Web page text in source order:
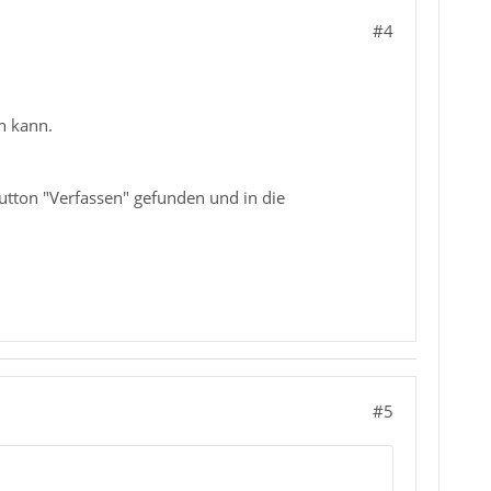
#4
kann.
"Verfassen" gefunden und in die
#5